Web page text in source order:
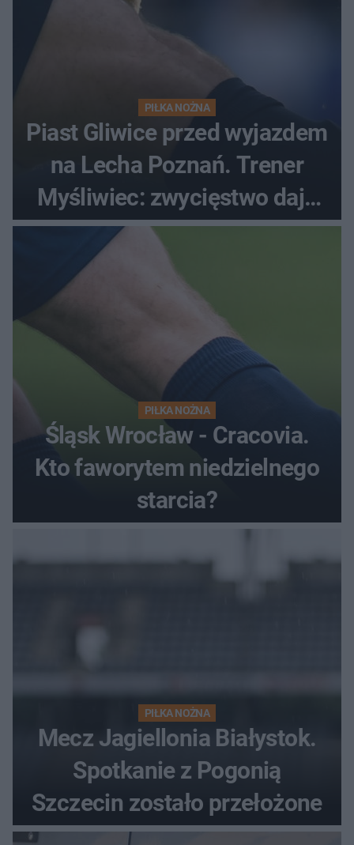
PIŁKA NOŻNA
Piast Gliwice przed wyjazdem
na Lecha Poznań. Trener
Myśliwiec: zwycięstwo daje
satysfakcję
PIŁKA NOŻNA
Śląsk Wrocław - Cracovia.
Kto faworytem niedzielnego
starcia?
PIŁKA NOŻNA
Mecz Jagiellonia Białystok.
Spotkanie z Pogonią
Szczecin zostało przełożone